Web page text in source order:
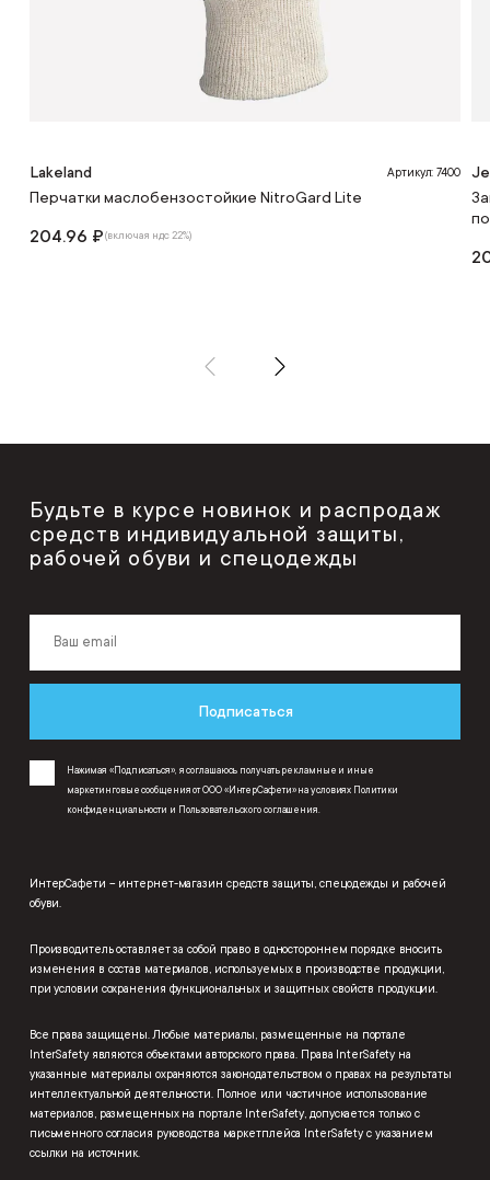
Lakeland Артикул: 7400
Перчатки маслобензостойкие NitroGard Lite
204.96 ₽(включая ндс 22%)
Будьте в курсе новинок и распродаж
средств индивидуальной защиты,
рабочей обуви и спецодежды
Подписаться
Нажимая «Подписаться», я соглашаюсь получать рекламные и иные
маркетинговые сообщения от ООО «ИнтерСафети» на условиях Политики
конфиденциальности и Пользовательского соглашения
ИнтерСафети – интернет-магазин средств защиты, спецодежды и рабочей
обуви.
Производитель оставляет за собой право в одностороннем порядке вносить
изменения в состав материалов, используемых в производстве продукции,
при условии сохранения функциональных и защитных свойств продукции.
Все права защищены. Любые материалы, размещенные на портале
InterSafety являются объектами авторского права. Права InterSafety на
указанные материалы охраняются законодательством о правах на результаты
интеллектуальной деятельности. Полное или частичное использование
материалов, размещенных на портале InterSafety, допускается только с
письменного согласия руководства маркетплейса InterSafety с указанием
ссылки на источник.